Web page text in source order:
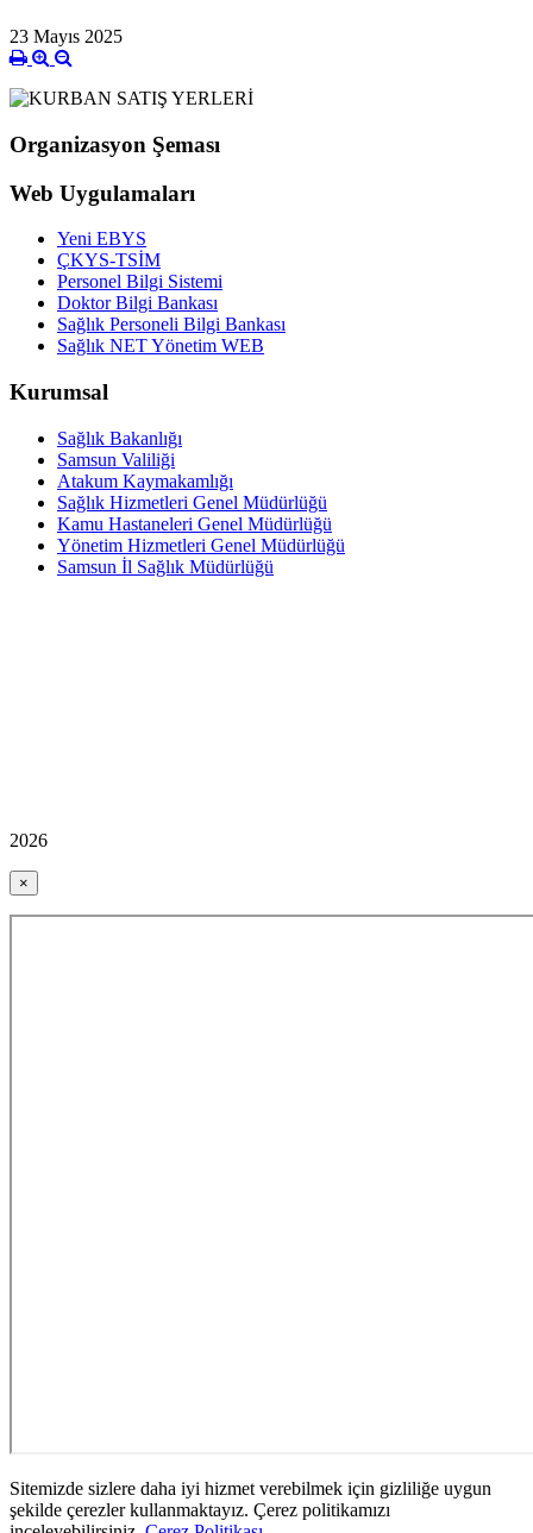
23 Mayıs 2025
Organizasyon Şeması
Web Uygulamaları
Yeni EBYS
ÇKYS-TSİM
Personel Bilgi Sistemi
Doktor Bilgi Bankası
Sağlık Personeli Bilgi Bankası
Sağlık NET Yönetim WEB
Kurumsal
Sağlık Bakanlığı
Samsun Valiliği
Atakum Kaymakamlığı
Sağlık Hizmetleri Genel Müdürlüğü
Kamu Hastaneleri Genel Müdürlüğü
Yönetim Hizmetleri Genel Müdürlüğü
Samsun İl Sağlık Müdürlüğü
2026
×
Sitemizde sizlere daha iyi hizmet verebilmek için gizliliğe uygun
şekilde çerezler kullanmaktayız. Çerez politikamızı